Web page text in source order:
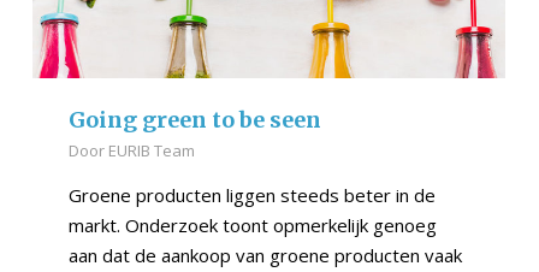
Going green to be seen
Door EURIB Team
Groene producten liggen steeds beter in de
markt. Onderzoek toont opmerkelijk genoeg
aan dat de aankoop van groene producten vaak